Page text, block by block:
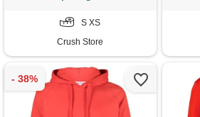
S XS
Crush Store